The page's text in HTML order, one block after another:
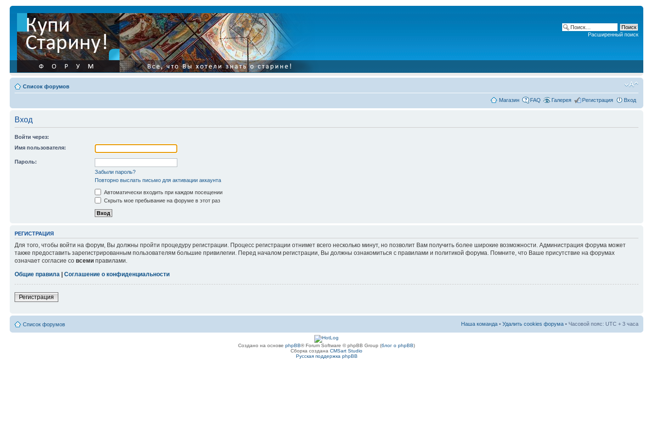
Расширенный поиск
Список форумов
Магазин FAQ Галерея Регистрация Вход
Вход
Войти через:
Имя пользователя:
Пароль:
Забыли пароль?
Повторно выслать письмо для активации аккаунта
Автоматически входить при каждом посещении
Скрыть мое пребывание на форуме в этот раз
РЕГИСТРАЦИЯ
Для того, чтобы войти на форум, Вы должны пройти процедуру регистрации. Процесс регистрации отнимет всего несколько минут, но позволит Вам получить более широкие возможности. Администрация форума может
также предоставить зарегистрированным пользователям большие привилегии. Перед началом регистрации, Вы должны ознакомиться с правилами и политикой форума. Помните, что Ваше присутствие на форумах
означает согласие со всеми правилами.
Общие правила | Соглашение о конфиденциальности
Регистрация
Список форумов Наша команда • Удалить cookies форума • Часовой пояс: UTC + 3 часа
Создано на основе phpBB® Forum Software © phpBB Group (блог о phpBB)
Сборка создана CMSart Studio
Русская поддержка phpBB